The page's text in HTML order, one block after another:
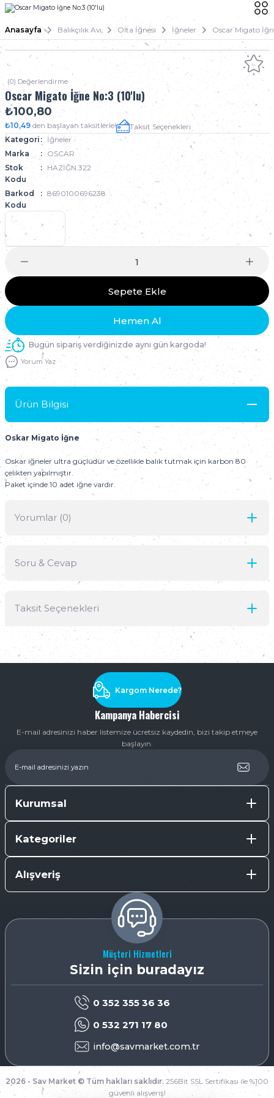
Anasayfa Balıkçılık Avı Olta İğnesi İğneler Oscar Migato
(0) Değerlendirme
Oscar Migato İğne No:3 (10'lu)
₺100,80
₺10,49 den başlayan taksitlerle!
Taksit Seçenekleri
Kategori
İğneler
Marka
OSCAR
Stok
Kodu
HAZİĞN.322
Barkod
Kodu
8690100696238
Sepete Ekle
Hemen Al
Bugün sipariş verdiğinizde aynı gün kargoda!
Yorum Yaz
Ürün Bilgisi
Oskar Migato İğne
Oskar iğneler ultra güçlüdür ve özellikle balık tutmak için karbon 80
çelikten yapılmıştır.
Paket içinde 10 adet iğne vardır.
Yorumlar (0)
Soru & Cevap
Taksit Seçenekleri
Kampanya Habercisi
E-mail adresinizi haber listemize ücretsiz kaydedin, bizi takip etmeye
başlayın.
Kargom Nerede?
Kurumsal
Kategoriler
Alışveriş
Müşteri Hizmetleri
Sizin için buradayız
0 352 355 36 36
0 532 271 17 80
info@savmarket.com.tr
2026 - Sav Market © Tüm hakları saklıdır. 256Bit SSL Sertifikası ile %100
güvenli alışveriş!